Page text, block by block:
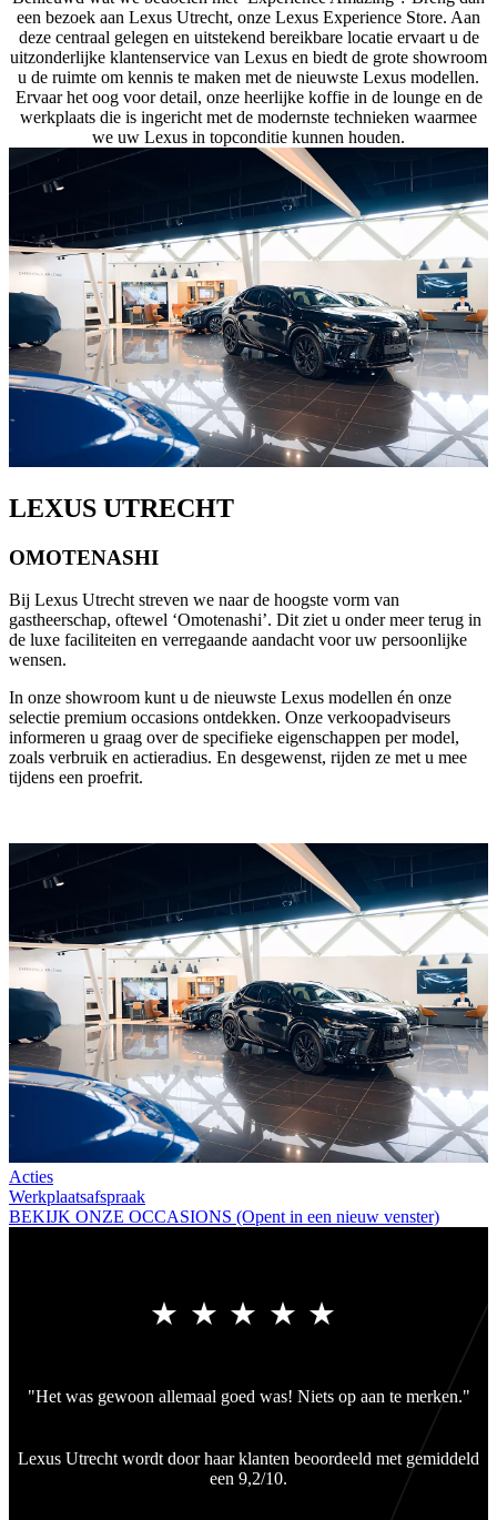
een bezoek aan Lexus Utrecht, onze Lexus Experience Store. Aan
deze centraal gelegen en uitstekend bereikbare locatie ervaart u de
uitzonderlijke klantenservice van Lexus en biedt de grote showroom
u de ruimte om kennis te maken met de nieuwste Lexus modellen.
Ervaar het oog voor detail, onze heerlijke koffie in de lounge en de
werkplaats die is ingericht met de modernste technieken waarmee
we uw Lexus in topconditie kunnen houden.
LEXUS UTRECHT
OMOTENASHI
Bij Lexus Utrecht streven we naar de hoogste vorm van
gastheerschap, oftewel ‘Omotenashi’. Dit ziet u onder meer terug in
de luxe faciliteiten en verregaande aandacht voor uw persoonlijke
wensen.
In onze showroom kunt u de nieuwste Lexus modellen én onze
selectie premium occasions ontdekken. Onze verkoopadviseurs
informeren u graag over de specifieke eigenschappen per model,
zoals verbruik en actieradius. En desgewenst, rijden ze met u mee
tijdens een proefrit.
Acties
Werkplaatsafspraak
BEKIJK ONZE OCCASIONS (Opent in een nieuw venster)
"Het was gewoon allemaal goed was! Niets op aan te merken."
Lexus Utrecht wordt door haar klanten beoordeeld met gemiddeld
een 9,2/10.